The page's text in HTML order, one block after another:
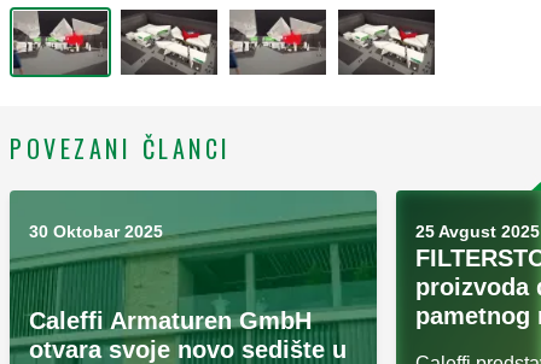
POVEZANI ČLANCI
30 Oktobar 2025
Caleffi Armaturen GmbH
otvara svoje novo sedište u
25 Avgust 2025
proizvoda
pametnog